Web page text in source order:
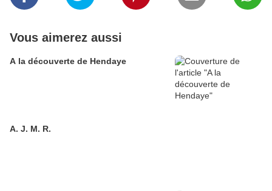
Vous aimerez aussi
A la découverte de Hendaye
A. J. M. R.